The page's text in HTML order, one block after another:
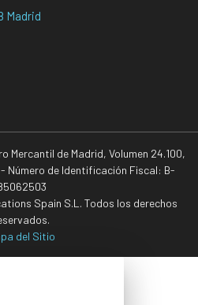
Madrid
Mercantil de Madrid, Volumen 24.100,
Número de Identificación Fiscal: B-
Spain S.L. Todos los derechos
del Sitio